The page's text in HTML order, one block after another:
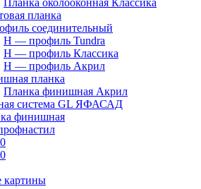
Планка околооконная Классика
планка
соединительный
Н — профиль Tundra
H — профиль Классика
Н — профиль Акрил
планка
Планка финишная Акрил
система GL ЯФАСАД
финишная
картины